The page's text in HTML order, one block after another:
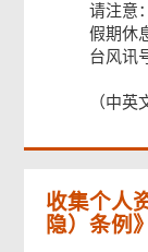
请注意
假期休
台风讯
（中
收集个人
隐）条例